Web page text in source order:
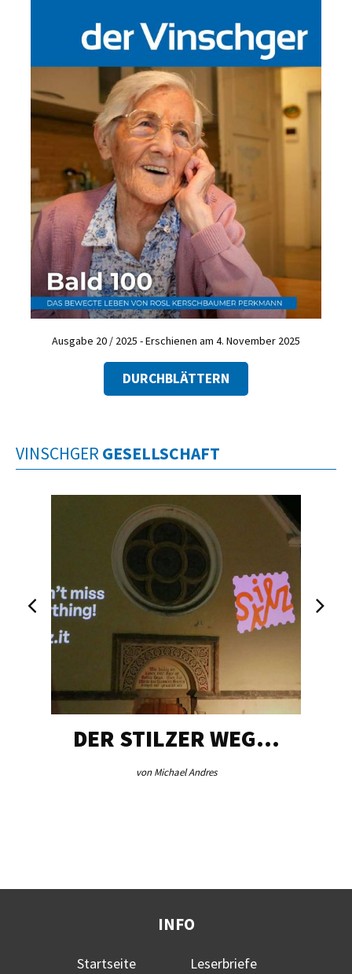
Ausgabe 20 / 2025 - Erschienen am 4. November 2025
DURCHBLÄTTERN
VINSCHGER GESELLSCHAFT
DER STILZER WEG…
von Michael Andres
INFO
Startseite
Leserbriefe